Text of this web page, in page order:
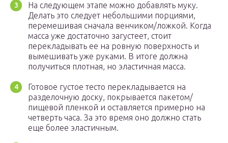
На следующем этапе можно добавлять муку.
Делать это следует небольшими порциями,
перемешивая сначала венчиком/ложкой. Когда
масса уже достаточно загустеет, стоит
перекладывать ее на ровную поверхность и
вымешивать уже руками. В итоге должна
получиться плотная, но эластичная масса.
Готовое густое тесто перекладывается на
разделочную доску, покрывается пакетом/
пищевой пленкой и оставляется примерно на
четверть часа. За это время оно должно стать
еще более эластичным.